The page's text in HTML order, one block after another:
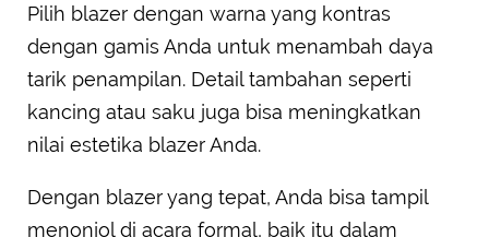
Pilih blazer dengan warna yang kontras
dengan gamis Anda untuk menambah daya
tarik penampilan. Detail tambahan seperti
kancing atau saku juga bisa meningkatkan
nilai estetika blazer Anda.
Dengan blazer yang tepat, Anda bisa tampil
menonjol di acara formal, baik itu dalam